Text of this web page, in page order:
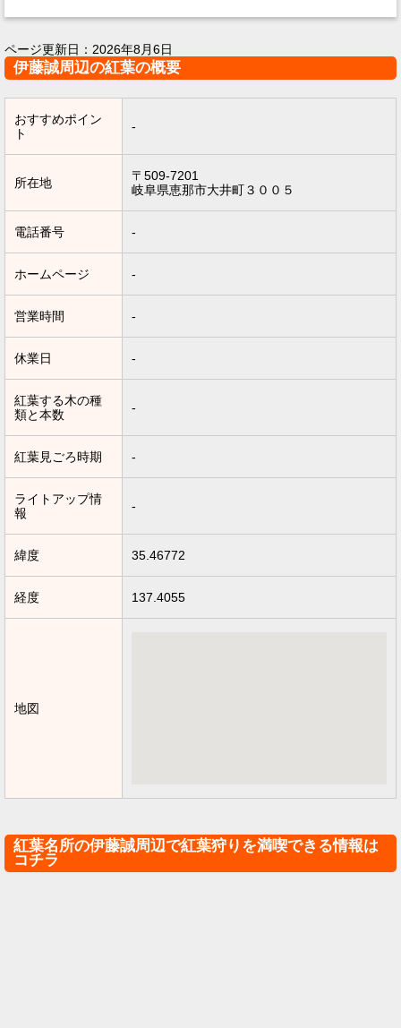
ページ更新日： 2026年8月6日
伊藤誠周辺の紅葉の概要
おすすめポイン
ト
-
所在地
〒509-7201
岐阜県恵那市大井町３００５
電話番号 -
ホームページ -
営業時間 -
休業日 -
紅葉する木の種
類と本数
-
紅葉見ごろ時期 -
ライトアップ情
報
-
緯度 35.46772
経度 137.4055
地図
紅葉名所の伊藤誠周辺で紅葉狩りを満喫できる情報は
コチラ